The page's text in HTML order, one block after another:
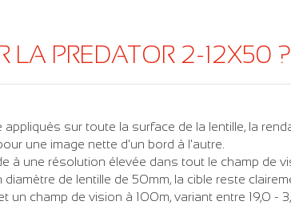
LA PREDATOR 2-12X50 ?
sur toute la surface de la lentille, la
une image nette d'un bord à l'autre.
à une résolution élevée dans tout le champ de
de lentille de 50mm, la cible reste
un champ de vision à 100m, variant entre 19,0 -